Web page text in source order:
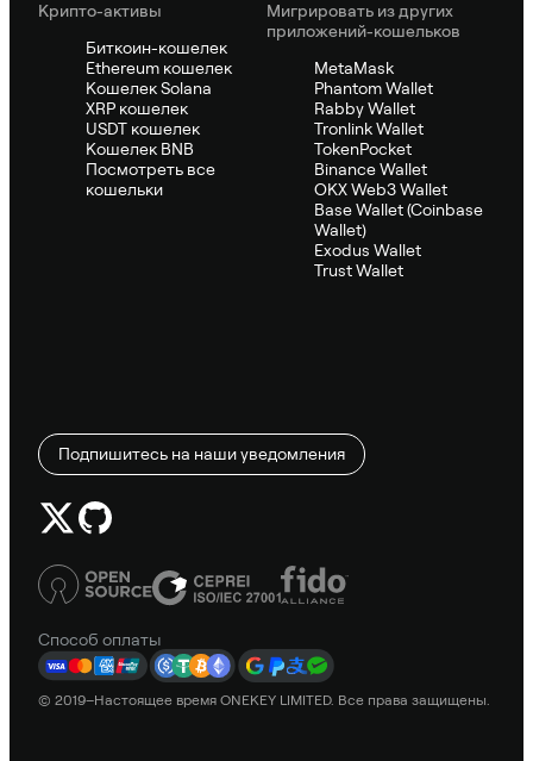
Крипто-активы
Биткоин-кошелек
Ethereum кошелек
Кошелек Solana
XRP кошелек
USDT кошелек
Кошелек BNB
Посмотреть все
кошельки
Мигрировать из других
приложений-кошельков
MetaMask
Phantom Wallet
Rabby Wallet
Tronlink Wallet
TokenPocket
Binance Wallet
OKX Web3 Wallet
Base Wallet (Coinbase
Wallet)
Exodus Wallet
Trust Wallet
Подпишитесь на наши уведомления
Способ оплаты
© 2019–Настоящее время ONEKEY LIMITED. Все права защищены.